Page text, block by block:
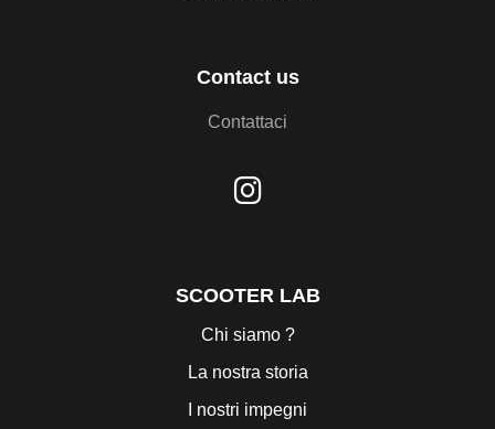
Contact us
Contattaci
SCOOTER LAB
Chi siamo ?
La nostra storia
I nostri impegni